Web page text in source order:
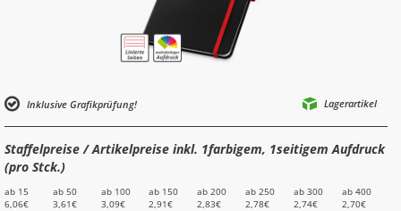
Inklusive Grafikprüfung! Lagerartikel
Staffelpreise / Artikelpreise inkl. 1farbigem, 1seitigem Aufdruck
(pro Stck.)
ab 15
6,06€
ab 50
3,61€
ab 100
3,09€
ab 150
2,91€
ab 200
2,83€
ab 250
2,78€
ab 300
2,74€
ab 400
2,70€